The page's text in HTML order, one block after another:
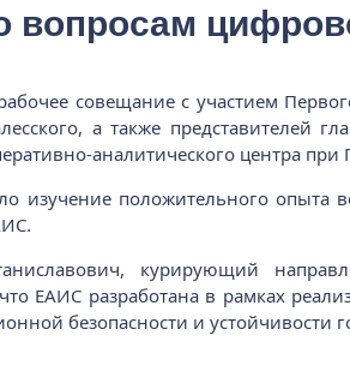
вопросам
совещание с участием
а также представителей
аналитического центра
изучение положительного
курирующий
ЕАИС разработана в рамках
безопасности и устойчивости